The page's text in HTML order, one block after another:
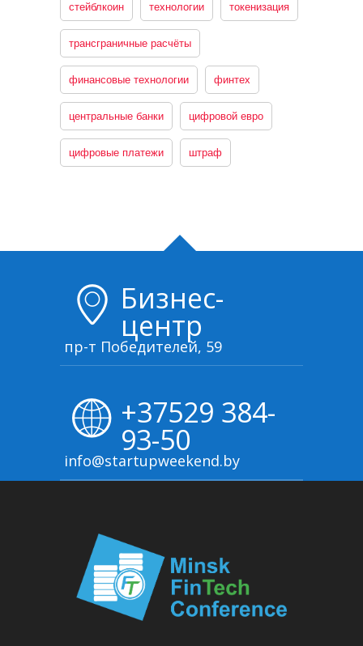
стейблкоин технологии токенизация
трансграничные расчёты
финансовые технологии финтех
центральные банки цифровой евро
цифровые платежи штраф
Бизнес-
центр
пр-т Победителей, 59
+37529 384-
93-50
info@startupweekend.by